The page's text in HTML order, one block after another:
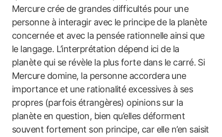
Mercure crée de grandes difficultés pour une
personne à interagir avec le principe de la planète
concernée et avec la pensée rationnelle ainsi que
le langage. L’interprétation dépend ici de la
planète qui se révèle la plus forte dans le carré. Si
Mercure domine, la personne accordera une
importance et une rationalité excessives à ses
propres (parfois étrangères) opinions sur la
planète en question, bien qu’elles déforment
souvent fortement son principe, car elle n’en saisit